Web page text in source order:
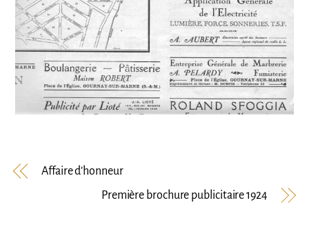
Affaire d’honneur
Première brochure publicitaire 1924